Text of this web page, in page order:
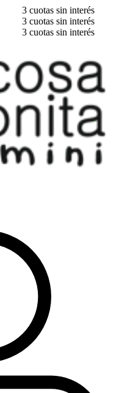
3 cuotas sin interés
3 cuotas sin interés
3 cuotas sin interés